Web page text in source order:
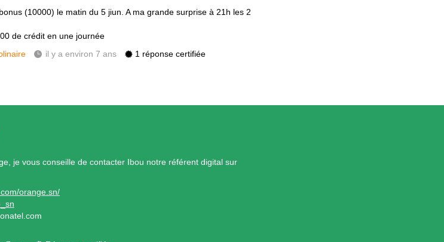
(10000) le matin du 5 jiun. A ma grande surprise à 21h les 2
de crédit en une journée
il y a environ 7 ans 1 réponse certifiée
je vous conseille de contacter Ibou notre référent digital sur
orange.sn/